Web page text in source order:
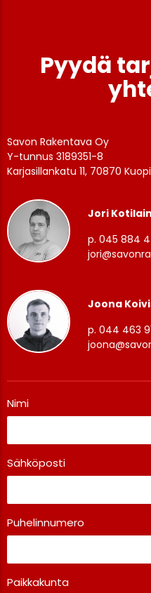
Pyydä
Savon Rakentava Oy
Y-tunnus 3189351-8
Karjasillankatu 11, 70870
Jori
p. 045 884
Joona
p. 044 463
Nimi
Sähköposti
Puhelinnumero
Paikkakunta